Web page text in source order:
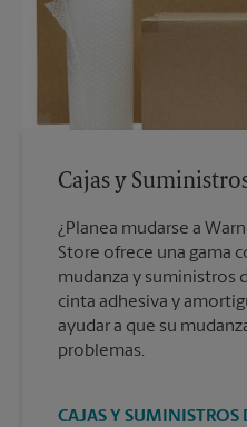
Cajas y
¿Planea mudarse a
Store ofrece una gama
mudanza y suministros
cinta adhesiva y
ayudar a que su
problemas.
CAJAS Y